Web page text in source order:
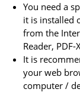
You need a
it is installed
from the
Reader, PDF-
It is
your web
computer /